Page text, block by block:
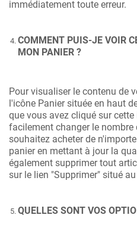
immédiatement toute erreur.
COMMENT PUIS-JE VOIR
MON PANIER ?
Pour visualiser le contenu de
l'icône Panier située en haut
que vous avez cliqué sur
facilement changer le nombre
souhaitez acheter de n'importe
panier en mettant à jour la
également supprimer tout
sur le lien "Supprimer" situé
QUELLES SONT VOS